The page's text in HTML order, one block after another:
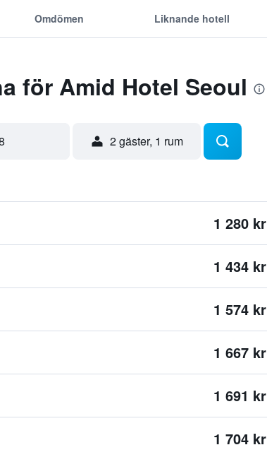
Omdömen Liknande hotell
för Amid Hotel Seoul
2 gäster, 1 rum
1 280 kr
1 434 kr
1 574 kr
1 667 kr
1 691 kr
1 704 kr